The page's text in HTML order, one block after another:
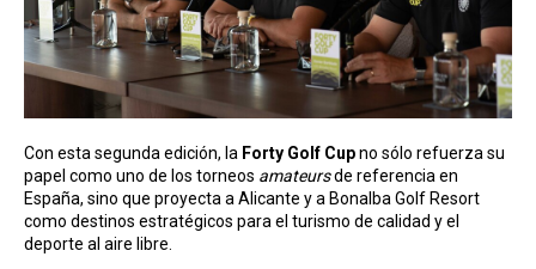
Con esta segunda edición, la Forty Golf Cupno sólo refuerza su
papel como uno de los torneos amateursde referencia en
España, sino que proyecta a Alicante y a Bonalba Golf Resort
como destinos estratégicos para el turismo de calidad y el
deporte al aire libre.